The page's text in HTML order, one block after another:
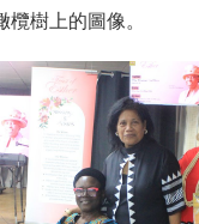
樹上的圖像。